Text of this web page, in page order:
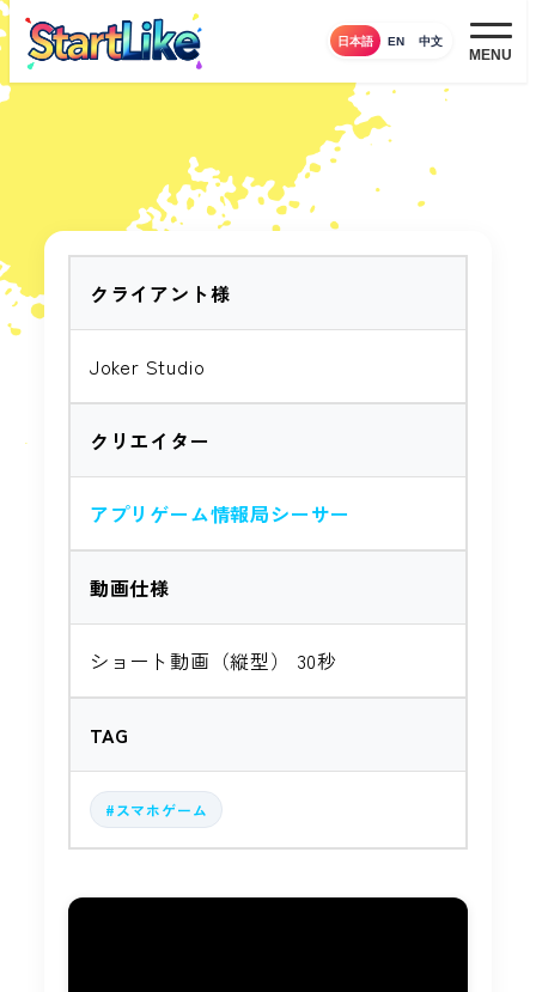
メ
イ
ン
へ
移
日本語 EN 中文
MENU
クライアント様
Joker Studio
クリエイター
アプリゲーム情報局シーサー
動画仕様
ショート動画（縦型） 30秒
TAG
#スマホゲーム